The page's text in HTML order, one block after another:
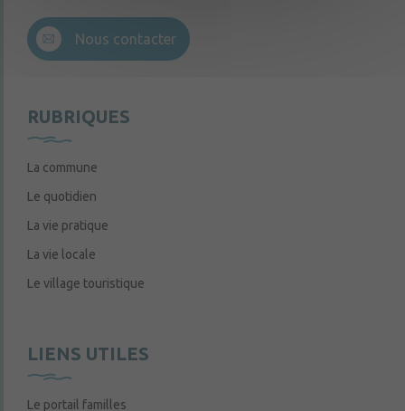
Nous contacter
RUBRIQUES
La commune
Le quotidien
La vie pratique
La vie locale
Le village touristique
LIENS UTILES
Le portail familles